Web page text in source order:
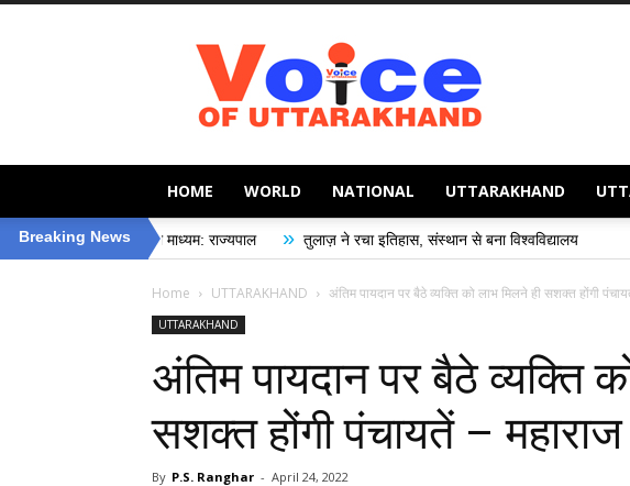
Voice
of
Uttarakhand
HOME WORLD NATIONAL UTTARAKHAND
Breaking News
प्रभावी माध्यम: राज्यपाल » तुलाज़ ने रचा इतिहास, संस्थान से बना विश्वविद्यालय
Home UTTARAKHAND अंतिम पायदान पर बैठे व्यक्ति को लाभ मिलने ही सशक्त होंगी
UTTARAKHAND
अंतिम पायदान पर बैठे व्यक्ति
सशक्त होंगी पंचायतें – महाराज
By P.S. Ranghar - April 24, 2022